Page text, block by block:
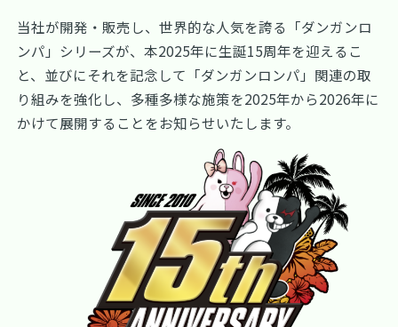
当社が開発・販売し、世界的な人気を誇る「ダンガンロ
ンパ」シリーズが、本2025年に生誕15周年を迎えるこ
と、並びにそれを記念して「ダンガンロンパ」関連の取
り組みを強化し、多種多様な施策を2025年から2026年に
かけて展開することをお知らせいたします。